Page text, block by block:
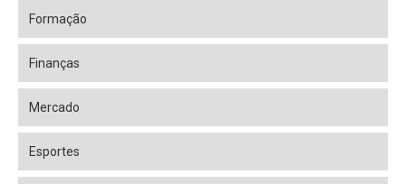
Formação
Finanças
Mercado
Esportes